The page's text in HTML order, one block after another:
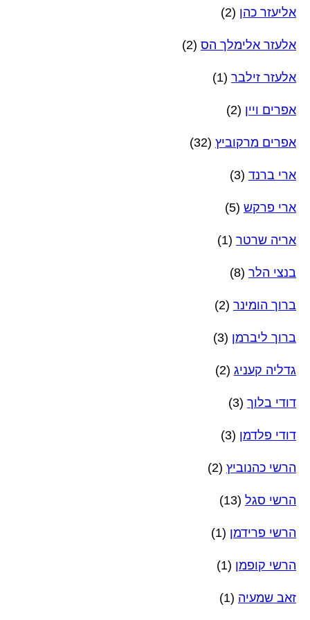
אליעזר כהן (2)
אלעזר אלימלך הס (2)
אלעזר זילבר (1)
אפרים ויין (2)
אפרים מרקוביץ (32)
ארי ברנד (3)
ארי פרקש (5)
אריה שרטר (1)
בנצי הלר (8)
ברוך הומינר (2)
ברוך ליברמן (3)
גדליה קעניג (2)
דודי בלוך (3)
דודי פלדמן (3)
הרשי כהנוביץ (2)
הרשי סגל (13)
הרשי פרידמן (1)
הרשי קופמן (1)
זאב שמעיה (1)